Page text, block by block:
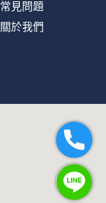
常見問題
關於我們